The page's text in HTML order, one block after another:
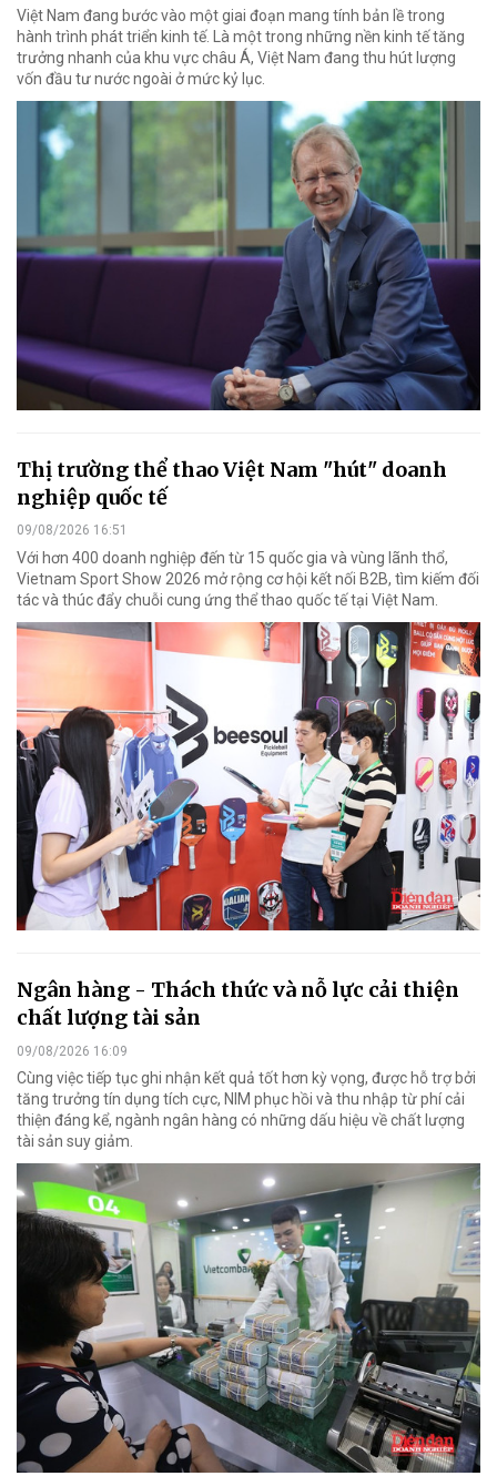
Việt Nam đang bước vào một giai đoạn mang tính bản lề trong
hành trình phát triển kinh tế. Là một trong những nền kinh tế tăng
trưởng nhanh của khu vực châu Á, Việt Nam đang thu hút lượng
vốn đầu tư nước ngoài ở mức kỷ lục.
Thị trường thể thao Việt Nam "hút" doanh
nghiệp quốc tế
09/08/2026 16:51
Với hơn 400 doanh nghiệp đến từ 15 quốc gia và vùng lãnh thổ,
Vietnam Sport Show 2026 mở rộng cơ hội kết nối B2B, tìm kiếm đối
tác và thúc đẩy chuỗi cung ứng thể thao quốc tế tại Việt Nam.
Ngân hàng - Thách thức và nỗ lực cải thiện
chất lượng tài sản
09/08/2026 16:09
Cùng việc tiếp tục ghi nhận kết quả tốt hơn kỳ vọng, được hỗ trợ bởi
tăng trưởng tín dụng tích cực, NIM phục hồi và thu nhập từ phí cải
thiện đáng kể, ngành ngân hàng có những dấu hiệu về chất lượng
tài sản suy giảm.